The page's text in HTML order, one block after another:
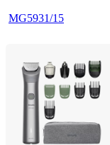
MG5931/15